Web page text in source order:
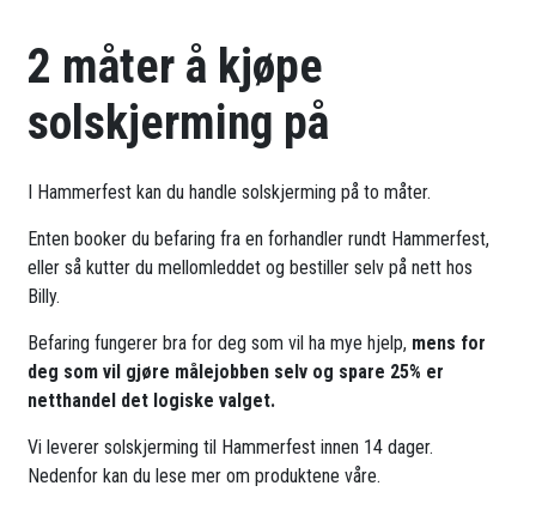
2 måter å kjøpe
solskjerming på
I Hammerfest kan du handle solskjerming på to måter.
Enten booker du befaring fra en forhandler rundt Hammerfest,
eller så kutter du mellomleddet og bestiller selv på nett hos
Billy.
Befaring fungerer bra for deg som vil ha mye hjelp, mens for
deg som vil gjøre målejobben selv og spare 25% er
netthandel det logiske valget.
Vi leverer solskjerming til Hammerfest innen 14 dager.
Nedenfor kan du lese mer om produktene våre.